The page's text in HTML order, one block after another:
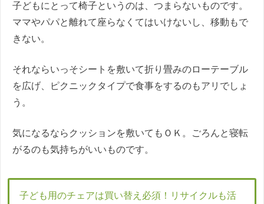
子どもにとって椅子というのは、つまらないものです。
ママやパパと離れて座らなくてはいけないし、移動もで
きない。
それならいっそシートを敷いて折り畳みのローテーブル
を広げ、ピクニックタイプで食事をするのもアリでしょ
う。
気になるならクッションを敷いてもＯＫ。ごろんと寝転
がるのも気持ちがいいものです。
子ども用のチェアは買い替え必須！リサイクルも活